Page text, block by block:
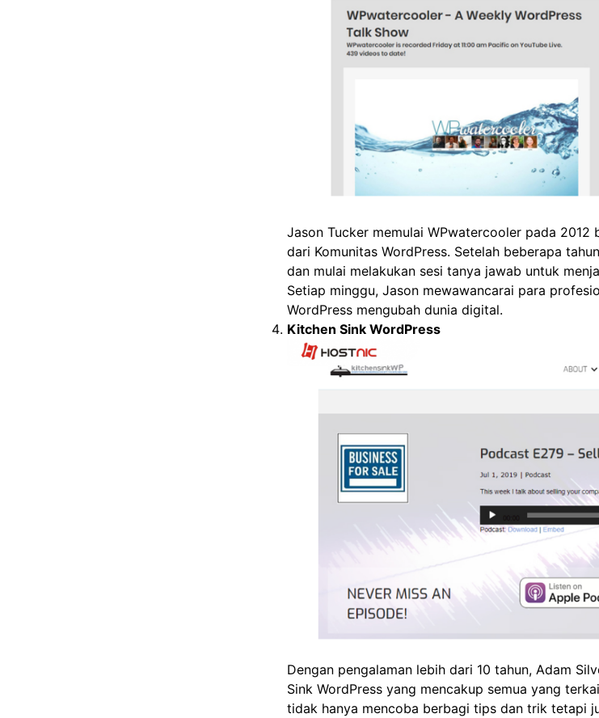
Jason Tucker memulai WPwatercooler pada 2012
dari Komunitas WordPress. Setelah beberapa
dan mulai melakukan sesi tanya jawab untuk
Setiap minggu, Jason mewawancarai para
WordPress mengubah dunia digital.
Kitchen Sink WordPress
Dengan pengalaman lebih dari 10 tahun, Adam
Sink WordPress yang mencakup semua yang
tidak hanya mencoba berbagi tips dan trik tetapi